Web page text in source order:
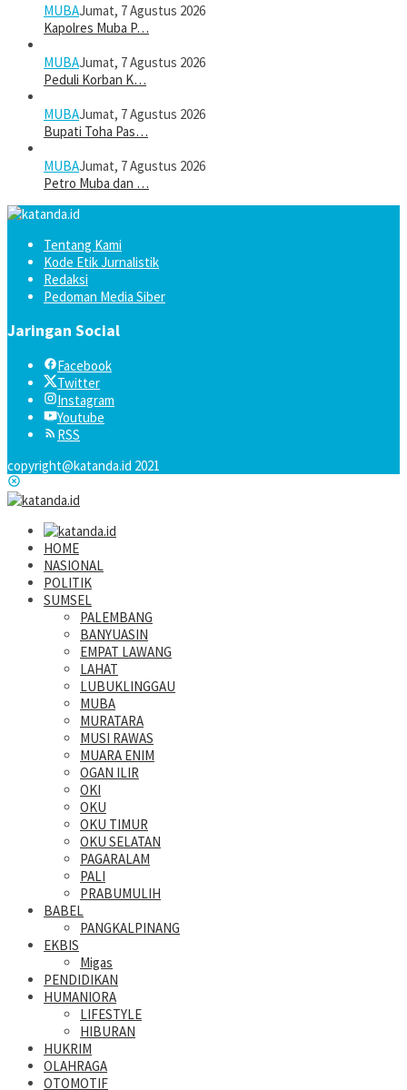
MUBAJumat, 7 Agustus 2026
Kapolres Muba P…
MUBAJumat, 7 Agustus 2026
Peduli Korban K…
MUBAJumat, 7 Agustus 2026
Bupati Toha Pas…
MUBAJumat, 7 Agustus 2026
Petro Muba dan …
Tentang Kami
Kode Etik Jurnalistik
Redaksi
Pedoman Media Siber
Jaringan Social
Facebook
Twitter
Instagram
Youtube
RSS
copyright@katanda.id 2021
HOME
NASIONAL
POLITIK
SUMSEL
PALEMBANG
BANYUASIN
EMPAT LAWANG
LAHAT
LUBUKLINGGAU
MUBA
MURATARA
MUSI RAWAS
MUARA ENIM
OGAN ILIR
OKI
OKU
OKU TIMUR
OKU SELATAN
PAGARALAM
PALI
PRABUMULIH
BABEL
PANGKALPINANG
EKBIS
Migas
PENDIDIKAN
HUMANIORA
LIFESTYLE
HIBURAN
HUKRIM
OLAHRAGA
OTOMOTIF